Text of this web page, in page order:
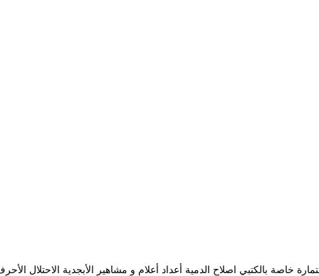
خاصة بالكتبي اصلاح الدمية أعداد أعلام و مشاهير الأبجدية الاحتلال